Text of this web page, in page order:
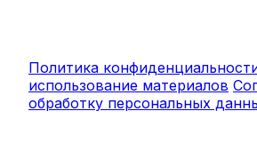
Политика
использование материалов
обработку персональных